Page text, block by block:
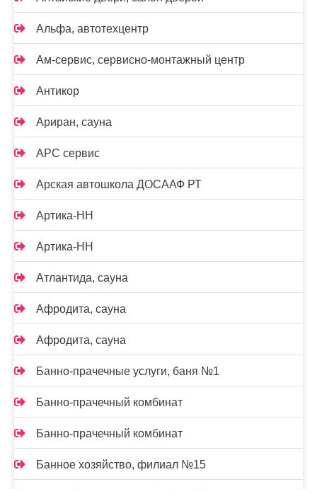
Альфа, автотехцентр
Ам-сервис, сервисно-монтажный центр
Антикор
Ариран, сауна
АРС сервис
Арская автошкола ДОСААФ РТ
Артика-НН
Артика-НН
Атлантида, сауна
Афродита, сауна
Афродита, сауна
Банно-прачечные услуги, баня №1
Банно-прачечный комбинат
Банно-прачечный комбинат
Банное хозяйство, филиал №15